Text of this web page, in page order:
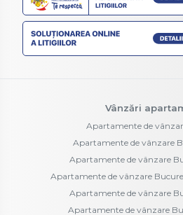
Vânzări
Apartamente de
Apartamente de vânzare
Apartamente de vânzare
Apartamente de vânzare
Apartamente de vânzare
Apartamente de vânzare